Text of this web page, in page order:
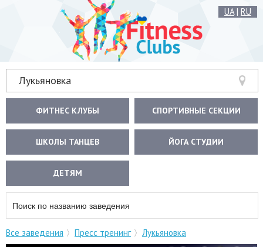
UA| RU
Лукьяновка
ФИТНЕС КЛУБЫ СПОРТИВНЫЕ СЕКЦИИ
ШКОЛЫ ТАНЦЕВ ЙОГА СТУДИИ
ДЕТЯМ
Все заведения Пресс тренинг Лукьяновка